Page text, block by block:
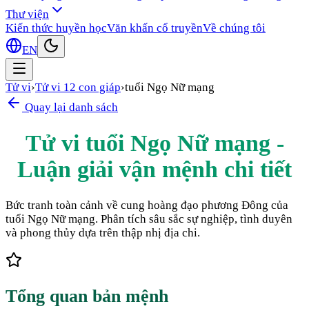
Thư viện
Kiến thức huyền họcVăn khấn cổ truyềnVề chúng tôi
EN
Tử vi›Tử vi 12 con giáp›tuổi Ngọ Nữ mạng
Quay lại danh sách
Tử vi tuổi Ngọ Nữ mạng -
Luận giải vận mệnh chi tiết
Bức tranh toàn cảnh về cung hoàng đạo phương Đông của
tuổi Ngọ Nữ mạng. Phân tích sâu sắc sự nghiệp, tình duyên
và phong thủy dựa trên thập nhị địa chi.
Tổng quan bản mệnh